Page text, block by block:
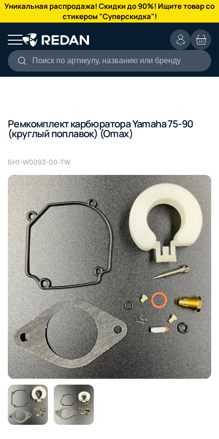
Уникальная распродажа! Скидки до 90%! Ищите товар со
стикером "Суперскидка"!
Поиск по артикулу, названию или бренду
КАТАЛОГ
Ремкомплект карбюратора Yamaha 75-90
(круглый поплавок) (Omax)
6H1-W0093-00-TW